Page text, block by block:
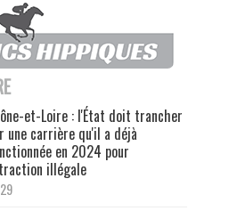
et-Loire : l'État doit trancher
une carrière qu'il a déjà
en 2024 pour
illégale